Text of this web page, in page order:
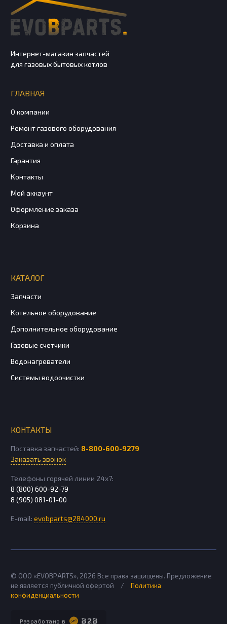
Интернет-магазин запчастей
для газовых бытовых котлов
ГЛАВНАЯ
О компании
Ремонт газового оборудования
Доставка и оплата
Гарантия
Контакты
Мой аккаунт
Оформление заказа
Корзина
КАТАЛОГ
Запчасти
Котельное оборудование
Дополнительное оборудование
Газовые счетчики
Водонагреватели
Системы водоочистки
КОНТАКТЫ
Поставка запчастей: 8-800-600-9279
Заказать звонок
Телефоны горячей линии 24х7:
8 (800) 600-92-79
8 (905) 081-01-00
E-mail: evobparts@284000.ru
Разработано в
© ООО «EVOBPARTS», 2026 Все права защищены. Предложение
не является публичной офертой
/
Политика
конфиденциальности